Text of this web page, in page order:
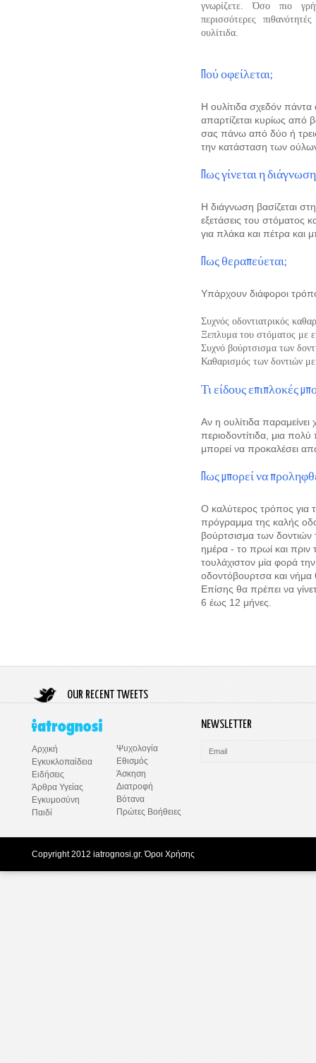
γνωρίζετε. Όσο πιο
περισσότερες
ουλίτιδα.
Πού οφείλεται;
Η ουλίτιδα σχεδόν
απαρτίζεται κυρίως από
σας πάνω από δύο ή τρεις
την κατάσταση των
Πως γίνεται η
Η διάγνωση βασίζεται
εξετάσεις του στόματος
για πλάκα και πέτρα και
Πως θεραπεύεται;
Υπάρχουν διάφοροι
Συχνός οδοντιατρικός
Ξεπλυμα του στόματος με
Συχνό βούρτσισμα των
Καθαρισμός των δοντιών
Τι είδους επιπλοκές
Αν η ουλίτιδα
περιοδοντίτιδα, μια
μπορεί να προκαλέσει
Πως μπορεί να
Ο καλύτερος τρόπος για
πρόγραμμα της καλής
βούρτσισμα των δοντιών
ημέρα - το πρωί και πριν
τουλάχιστον μία φορά
οδοντόβουρτσα και νήμα
Επίσης θα πρέπει να
6 έως 12 μήνες.
OUR RECENT TWEETS
Αρχική
Εγκυκλοπαίδεια
Ειδήσεις
Άρθρα Υγείας
Εγκυμοσύνη
Παιδί
Ψυχολογία
Εθισμός
Άσκηση
Διατροφή
Βότανα
Πρώτες Βοήθειες
NEWSLETTER
Copyright 2012 iatrognosi.gr.Όροι Χρήσης